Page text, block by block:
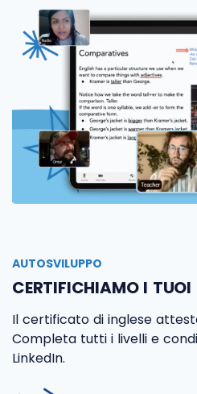
AUTOSVILUPPO
CERTIFICHIAMO I TUOI
Il certificato di inglese
Completa tutti i livelli e
LinkedIn.